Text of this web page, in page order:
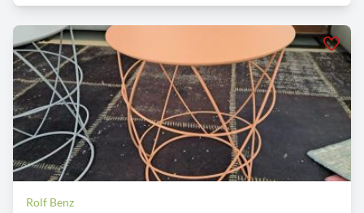
Rolf Benz